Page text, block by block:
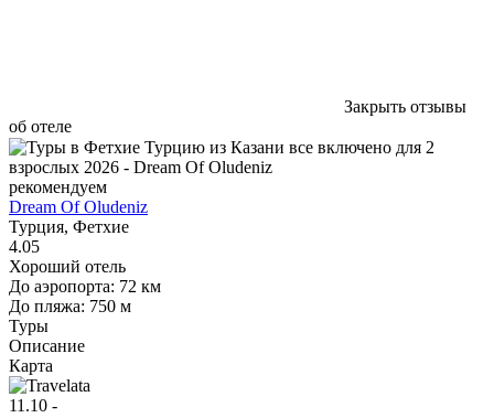
Закрыть отзывы
об отеле
рекомендуем
Dream Of Oludeniz
Турция, Фетхие
4.05
Хороший отель
До аэропорта: 72 км
До пляжа: 750 м
Туры
Описание
Карта
11.10 -